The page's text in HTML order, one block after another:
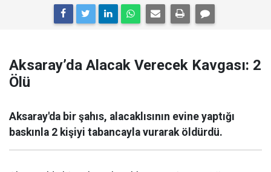
Aksaray’da Alacak Verecek Kavgası: 2
Ölü
Aksaray'da bir şahıs, alacaklısının evine yaptığı
baskınla 2 kişiyi tabancayla vurarak öldürdü.